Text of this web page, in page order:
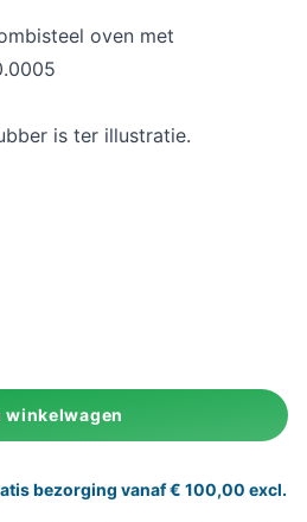
oven met
is ter illustratie.
winkelwagen
bezorging vanaf € 100,00 excl.